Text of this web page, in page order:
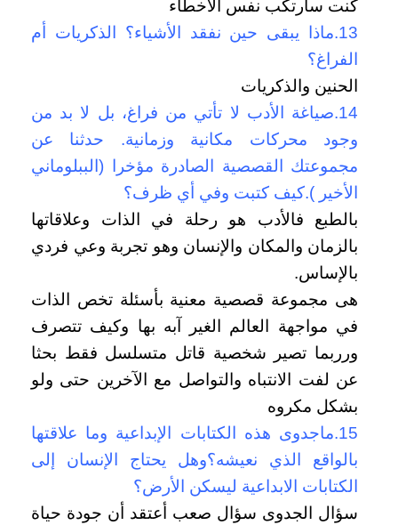
كنت سأرتكب نفس الأخطاء
13.ماذا يبقى حين نفقد الأشياء؟ الذكريات أم
الفراغ؟
الحنين والذكريات
14.صياغة الأدب لا تأتي من فراغ، بل لا بد من
وجود محركات مكانية وزمانية. حدثنا عن
مجموعتك القصصية الصادرة مؤخرا (الببلوماني
الأخير ).كيف كتبت وفي أي ظرف؟
بالطبع فالأدب هو رحلة في الذات وعلاقاتها
بالزمان والمكان والإنسان وهو تجربة وعي فردي
بالإساس.
هى مجموعة قصصية معنية بأسئلة تخص الذات
في مواجهة العالم الغير آبه بها وكيف تتصرف
ورربما تصير شخصية قاتل متسلسل فقط بحثا
عن لفت الانتباه والتواصل مع الآخرين حتى ولو
بشكل مكروه
15.ماجدوى هذه الكتابات الإبداعية وما علاقتها
بالواقع الذي نعيشه؟وهل يحتاج الإنسان إلى
الكتابات الابداعية ليسكن الأرض؟
سؤال الجدوى سؤال صعب أعتقد أن جودة حياة